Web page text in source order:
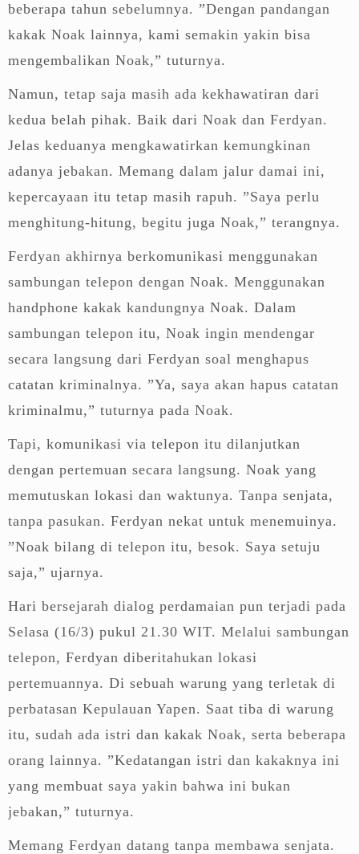
beberapa tahun sebelumnya. ”Dengan pandangan
kakak Noak lainnya, kami semakin yakin bisa
mengembalikan Noak,” tuturnya.
Namun, tetap saja masih ada kekhawatiran dari
kedua belah pihak. Baik dari Noak dan Ferdyan.
Jelas keduanya mengkawatirkan kemungkinan
adanya jebakan. Memang dalam jalur damai ini,
kepercayaan itu tetap masih rapuh. ”Saya perlu
menghitung-hitung, begitu juga Noak,” terangnya.
Ferdyan akhirnya berkomunikasi menggunakan
sambungan telepon dengan Noak. Menggunakan
handphone kakak kandungnya Noak. Dalam
sambungan telepon itu, Noak ingin mendengar
secara langsung dari Ferdyan soal menghapus
catatan kriminalnya. ”Ya, saya akan hapus catatan
kriminalmu,” tuturnya pada Noak.
Tapi, komunikasi via telepon itu dilanjutkan
dengan pertemuan secara langsung. Noak yang
memutuskan lokasi dan waktunya. Tanpa senjata,
tanpa pasukan. Ferdyan nekat untuk menemuinya.
”Noak bilang di telepon itu, besok. Saya setuju
saja,” ujarnya.
Hari bersejarah dialog perdamaian pun terjadi pada
Selasa (16/3) pukul 21.30 WIT. Melalui sambungan
telepon, Ferdyan diberitahukan lokasi
pertemuannya. Di sebuah warung yang terletak di
perbatasan Kepulauan Yapen. Saat tiba di warung
itu, sudah ada istri dan kakak Noak, serta beberapa
orang lainnya. ”Kedatangan istri dan kakaknya ini
yang membuat saya yakin bahwa ini bukan
jebakan,” tuturnya.
Memang Ferdyan datang tanpa membawa senjata.